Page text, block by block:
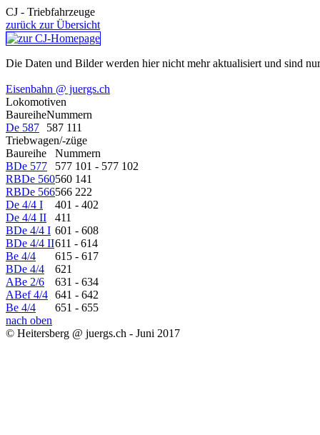
CJ - Triebfahrzeuge
zurück zur Übersicht
Die Daten und Bilder werden hier nicht mehr aktualisiert und sind
Eisenbahn @ juergs.ch
Lokomotiven
BaureiheNummern
De 587
587 111
Triebwagen/-züge
Baureihe
Nummern
BDe 577
577 101 - 577 102
RBDe 560560 141
RBDe 566566 222
De 4/4 I
401 - 402
De 4/4 II
411
BDe 4/4 I 601 - 608
BDe 4/4 II611 - 614
Be 4/4
615 - 617
BDe 4/4
621
ABe 2/6
631 - 634
ABef 4/4 641 - 642
Be 4/4
651 - 655
nach oben
© Heitersberg @ juergs.ch - Juni 2017